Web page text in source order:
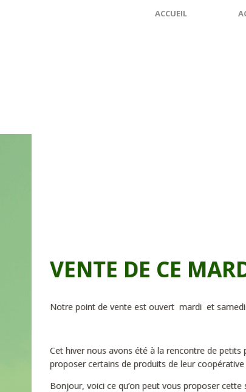
ACCUEIL
VENTE DE CE
Notre point de vente est ouvert mardi et
Cet hiver nous avons été à la rencontre de
proposer certains de produits de leur
Bonjour, voici ce qu’on peut vous proposer cette